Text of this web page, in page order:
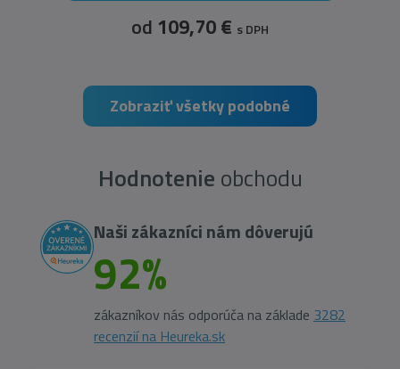
od 109,70 € s DPH
Zobraziť všetky podobné
Hodnotenie obchodu
Naši zákazníci nám dôverujú
92%
zákazníkov nás odporúča na základe 3282
recenzií na Heureka.sk